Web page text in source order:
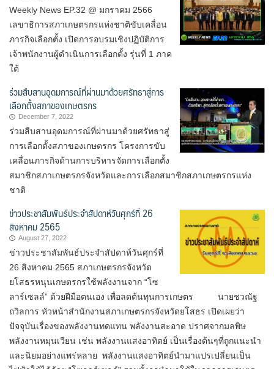
Weekly News EP.32 @ มกราคม 2566
เลขาธิการสภาเกษตรกรแห่งชาติขับเคลื่อน
ภารกิจเลือกตั้ง เปิดการอบรมเชิงปฏิบัติการ
เจ้าพนักงานผู้ดำเนินการเลือกตั้ง รุ่นที่ 1 ภาค
ใต้
ร่วมสืบสานอุดมการณ์ที่ผ่านมาด้วยศรัทธาสู่การ
เลือกตั้งสภาของเกษตรกร
December 7, 2022
ร่วมสืบสานอุดมการณ์ที่ผ่านมาด้วยศรัทธาสู่
การเลือกตั้งสภาของเกษตรกร โครงการขับ
เคลื่อนภารกิจด้านการบริหารจัดการเลือกตั้ง
สมาชิกสภาเกษตรกรจังหวัดและการเลือกสมาชิกสภาเกษตรกรแห่ง
ชาติ
ข่าวประชาสัมพันธ์ประจำสัปดาห์วันศุกร์ที่ 26
สิงหาคม 2565
August 27, 2022
ข่าวประชาสัมพันธ์ประจำสัปดาห์วันศุกร์ที่
26 สิงหาคม 2565 สภาเกษตรกรจังหวัด
ยโสธรหนุนเกษตรกรใช้พลังงานจาก “โซ
ลาร์เซลล์” ด้วยฝีมือตนเอง เพื่อลดต้นทุนการเกษตร นายชวณัฐ
ถวิลการ หัวหน้าสำนักงานสภาเกษตรกรจังหวัดยโสธร เปิดเผยว่า
ปัจจุบันเรื่องของพลังงานทดแทน พลังงานสะอาด ปราศจากมลพิษ
พลังงานหมุนเวียน เช่น พลังงานแสงอาทิตย์ เป็นเรื่องต้นๆที่ถูกแนะนำ
และนิยมอย่างแพร่หลาย พลังงานแสงอาทิตย์นำมาแปรเปลี่ยนเป็น